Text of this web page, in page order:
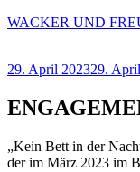
Zum
WACKER UND
Veröffentlicht
29. April 202329.
„Kein Bett in der
der im März 2023 im